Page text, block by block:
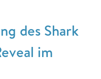
des Shark
im